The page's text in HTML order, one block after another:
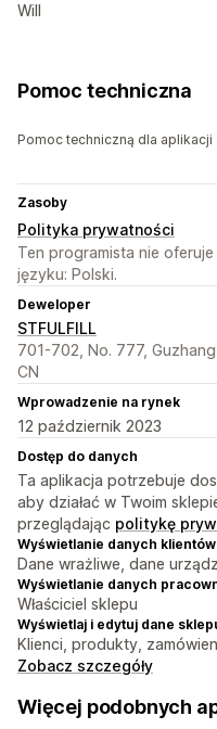
Will
Pomoc techniczna
Pomoc techniczną dla aplikacji
Zasoby
Polityka prywatności
Ten programista nie
języku: Polski.
Deweloper
STFULFILL
701-702, No. 777,
CN
Wprowadzenie na rynek
12 październik 2023
Dostęp do danych
Ta aplikacja potrzebuje
aby działać w Twoim
przeglądając politykę
Wyświetlanie danych
Dane wrażliwe, dane
Wyświetlanie danych
Właściciel sklepu
Wyświetlaj i edytuj dane
Klienci, produkty,
Zobacz szczegóły
Więcej podobnych